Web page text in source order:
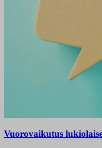
Vuorovaikutus